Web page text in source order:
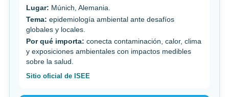
Lugar: Múnich, Alemania.
Tema: epidemiología ambiental ante desafíos
globales y locales.
Por qué importa: conecta contaminación, calor, clima
y exposiciones ambientales con impactos medibles
sobre la salud.
Sitio oficial de ISEE